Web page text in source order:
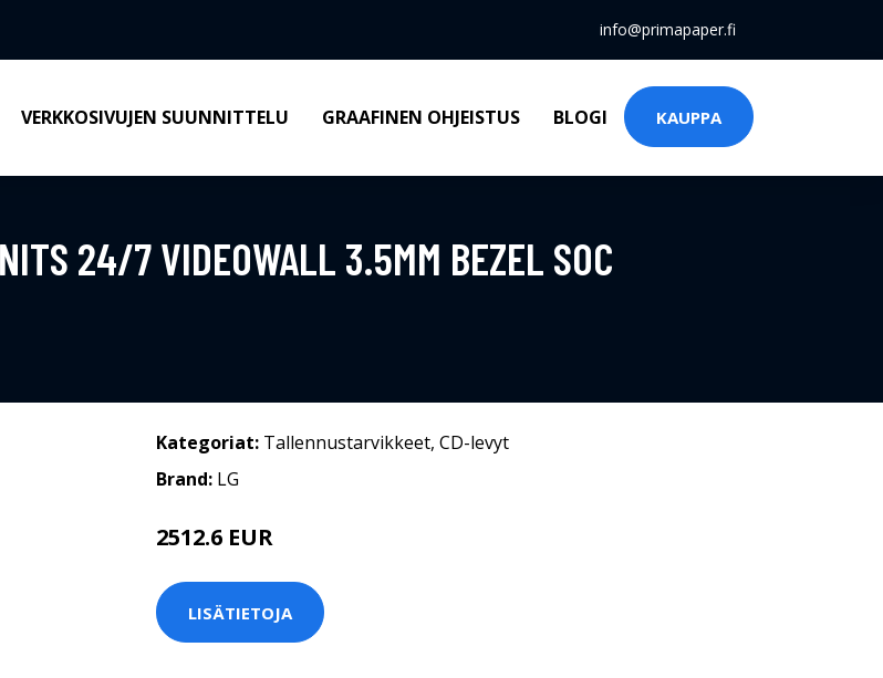
info@primapaper.fi
VERKKOSIVUJEN SUUNNITTELU GRAAFINEN OHJEISTUS BLOGI KAUPPA
24/7 VIDEOWALL 3.5MM BEZEL SOC
Kategoriat: Tallennustarvikkeet, CD-levyt
Brand: LG
2512.6 EUR
LISÄTIETOJA